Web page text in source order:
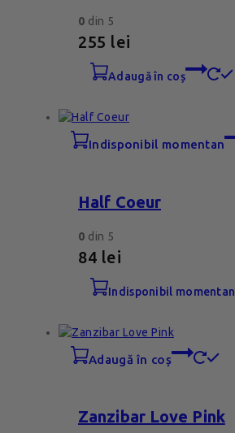
0 din 5
255 lei
adaugă în coș
indisponibil momentan
Half Coeur
0 din 5
84 lei
indisponibil momentan
adaugă în coș
Zanzibar Love Pink